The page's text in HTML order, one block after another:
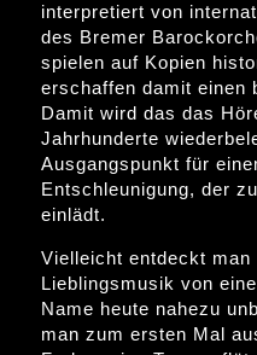
interpretiert von
des Bremer
spielen auf Kopien
erschaffen damit einen
Damit wird das das
Jahrhunderte
Ausgangspunkt für
Entschleunigung, der
einlädt.
Vielleicht entdeckt man
Lieblingsmusik von
Name heute nahezu
man zum ersten Mal